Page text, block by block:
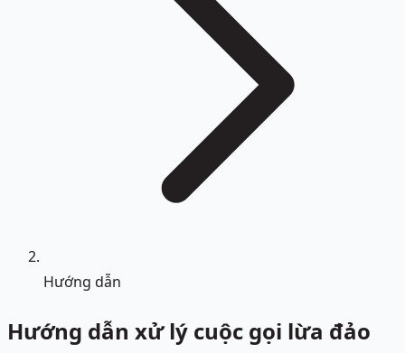
Hướng dẫn
Hướng dẫn xử lý cuộc gọi lừa đảo